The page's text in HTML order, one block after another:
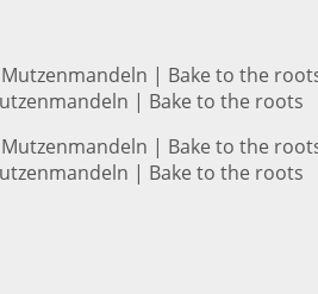
| Bake to the roots
| Bake to the roots